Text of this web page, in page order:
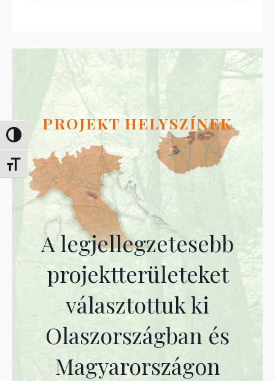
Переключить на высокую контрастность
Переключить на увеличенный шрифт
PROJEKT HELYSZÍNEK
A legjellegzetesebb
projektterületeket
választottuk ki
Olaszországban és
Magyarországon